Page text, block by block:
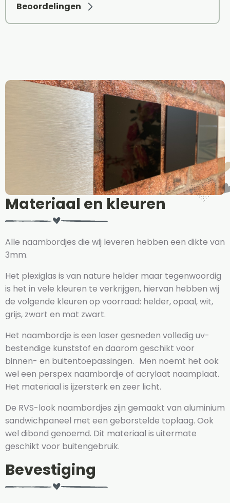
Beoordelingen
Materiaal en kleuren
Alle naambordjes die wij leveren hebben een dikte van
3mm.
Het plexiglas is van nature helder maar tegenwoordig
is het in vele kleuren te verkrijgen, hiervan hebben wij
de volgende kleuren op voorraad: helder, opaal, wit,
grijs, zwart en mat zwart.
Het naambordje is een laser gesneden volledig uv-
bestendige kunststof en daarom geschikt voor
binnen- en buitentoepassingen. Men noemt het ook
wel een perspex naambordje of acrylaat naamplaat.
Het materiaal is ijzersterk en zeer licht.
De RVS-look naambordjes zijn gemaakt van aluminium
sandwichpaneel met een geborstelde toplaag. Ook
wel dibond genoemd. Dit materiaal is uitermate
geschikt voor buitengebruik.
Bevestiging